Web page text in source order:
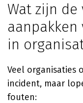
Wat zijn
in
Veel organisaties
incident, maar
fouten: